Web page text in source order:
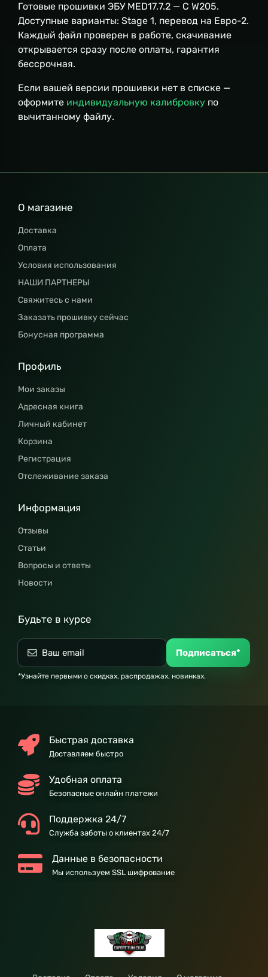
Готовые прошивки ЭБУ MED17.7.2 — C W205.
Доступные варианты: Stage 1, перевод на Евро-2.
Каждый файл проверен в работе, скачивание
открывается сразу после оплаты, гарантия
бессрочная.
Если вашей версии прошивки нет в списке —
оформите индивидуальную калибровку по
вычитанному файлу.
О магазине
Доставка
Оплата
Условия использования
НАШИ ПАРТНЕРЫ
Свяжитесь с нами
Заказать прошивку сейчас
Бонусная программа
Профиль
Мои заказы
Адресная книга
Личный кабинет
Корзина
Регистрация
Отслеживание заказа
Информация
Отзывы
Статьи
Вопросы и ответы
Новости
Будьте в курсе
Подписаться*
*Узнайте первыми о скидках, распродажах, новинках.
Быстрая доставка
Доставляем быстро
Удобная оплата
Безопасные онлайн платежи
Поддержка 24/7
Служба заботы о клиентах 24/7
Данные в безопасности
Мы используем SSL шифрование